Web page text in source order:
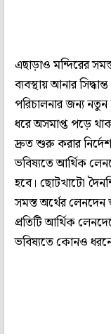
এছাড়াও মন্দিরের
ব্যবস্থায় আনার
পরিচালনার জন্য নতুন
ধরে অসমাপ্ত পড়ে
দ্রুত শুরু করার
ভবিষ্যতে আর্থিক
হবে। ছোটখাটো
সমস্ত অর্থের
প্রতিটি আর্থিক
ভবিষ্যতে কোনও